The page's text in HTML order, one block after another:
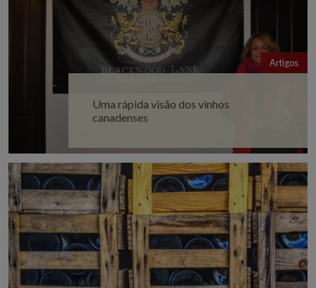
Artigos
Uma rápida visão dos vinhos
canadenses